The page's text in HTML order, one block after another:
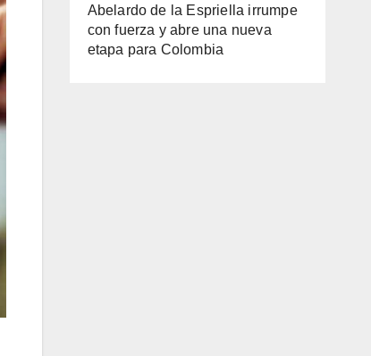
Abelardo de la Espriella irrumpe
con fuerza y abre una nueva
etapa para Colombia